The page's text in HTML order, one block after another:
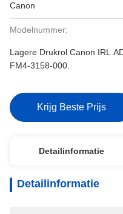
Canon
Modelnummer:
Lagere Drukrol Canon IRL
FM4-3158-000.
Krijg Beste Prijs
Detailinformatie
Detailinformatie